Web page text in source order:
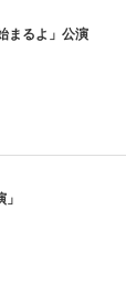
まるよ」公演